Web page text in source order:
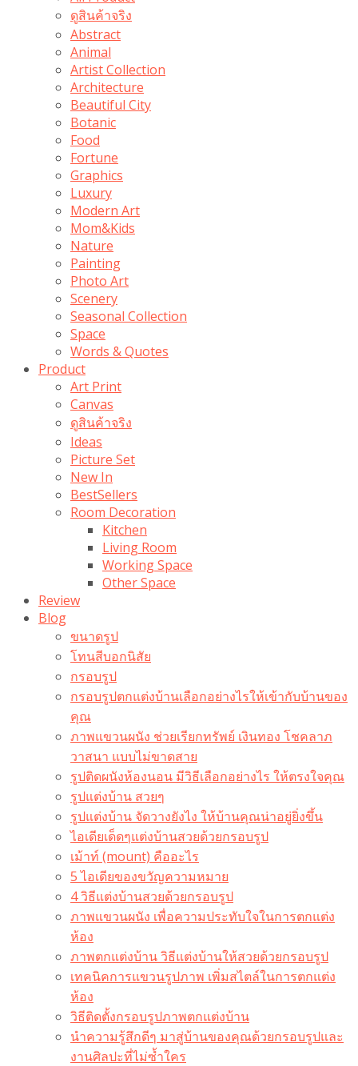
ดูสินค้าจริง
Abstract
Animal
Artist Collection
Architecture
Beautiful City
Botanic
Food
Fortune
Graphics
Luxury
Modern Art
Mom&Kids
Nature
Painting
Photo Art
Scenery
Seasonal Collection
Space
Words & Quotes
Product
Art Print
Canvas
ดูสินค้าจริง
Ideas
Picture Set
New In
BestSellers
Room Decoration
Kitchen
Living Room
Working Space
Other Space
Review
Blog
ขนาดรูป
โทนสีบอกนิสัย
กรอบรูป
กรอบรูปตกแต่งบ้านเลือกอย่างไรให้เข้ากับบ้านของ
คุณ
ภาพแขวนผนัง ช่วยเรียกทรัพย์ เงินทอง โชคลาภ
วาสนา แบบไม่ขาดสาย
รูปติดผนังห้องนอน มีวิธีเลือกอย่างไร ให้ตรงใจคุณ
รูปแต่งบ้าน สวยๆ
รูปแต่งบ้าน จัดวางยังไง ให้บ้านคุณน่าอยู่ยิ่งขึ้น
ไอเดียเด็ดๆแต่งบ้านสวยด้วยกรอบรูป
เม้าท์ (mount) คืออะไร​
5 ไอเดียของขวัญความหมาย
4 วิธีแต่งบ้านสวยด้วยกรอบรูป
ภาพแขวนผนัง เพื่อความประทับใจในการตกแต่ง
ห้อง
ภาพตกแต่งบ้าน วิธีแต่งบ้านให้สวยด้วยกรอบรูป
เทคนิคการแขวนรูปภาพ เพิ่มสไตล์ในการตกแต่ง
ห้อง
วิธีติดตั้งกรอบรูปภาพตกแต่งบ้าน
นำความรู้สึกดีๆ มาสู่บ้านของคุณด้วยกรอบรูปและ
งานศิลปะที่ไม่ซ้ำใคร